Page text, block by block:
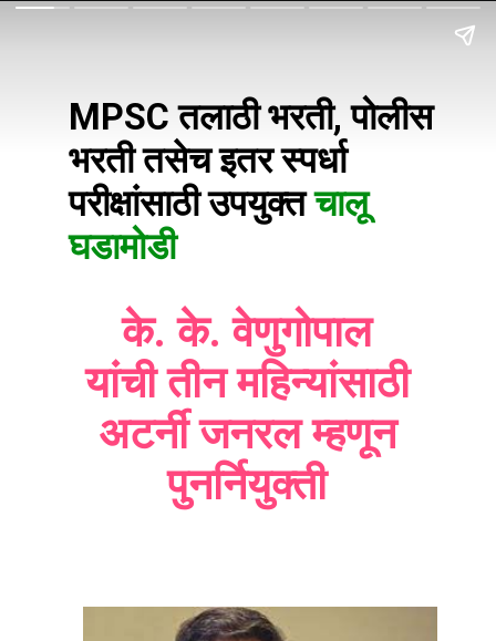
MPSC तलाठी भरती, पोलीस
भरती तसेच इतर स्पर्धा
परीक्षांसाठी उपयुक्तचालू
घडामोडी
के. के. वेणुगोपाल
यांची तीन महिन्यांसाठी
अटर्नी जनरल म्हणून
पुनर्नियुक्ती